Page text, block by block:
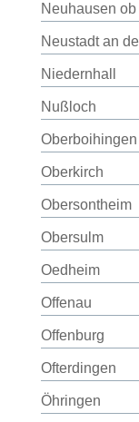
Neuhausen
Neustadt an
Niedernhall
Nußloch
Oberboihingen
Oberkirch
Obersontheim
Obersulm
Oedheim
Offenau
Offenburg
Ofterdingen
Öhringen